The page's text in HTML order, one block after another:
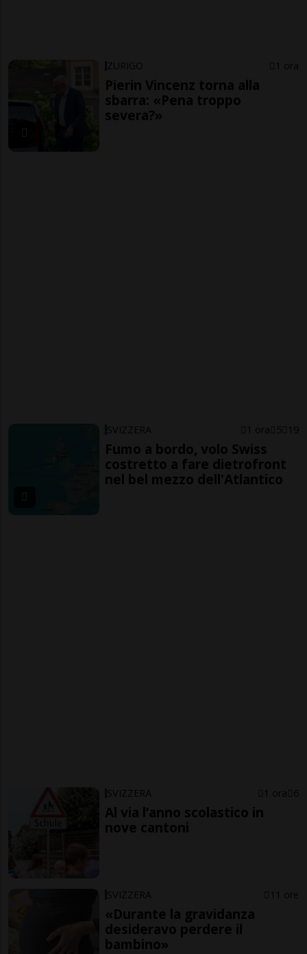
ZURIGO 1 ora
Pierin Vincenz torna alla
sbarra: «Pena troppo
severa?»
SVIZZERA 1 ora 5 19
Fumo a bordo, volo Swiss
costretto a fare dietrofront
nel bel mezzo dell'Atlantico
SVIZZERA 1 ora 6
Al via l’anno scolastico in
nove cantoni
SVIZZERA 11 ore
«Durante la gravidanza
desideravo perdere il
bambino»